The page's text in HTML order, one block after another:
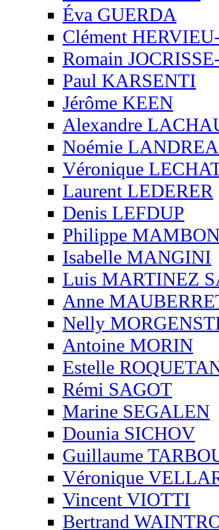
Éva GUERDA
Clément
Romain
Paul KARSENTI
Jérôme KEEN
Alexandre
Noémie
Véronique
Laurent LEDERER
Denis LEFDUP
Philippe
Isabelle MANGINI
Luis MARTINEZ
Anne
Nelly
Antoine MORIN
Estelle
Rémi SAGOT
Marine SEGALEN
Dounia SICHOV
Guillaume
Véronique
Vincent VIOTTI
Bertrand